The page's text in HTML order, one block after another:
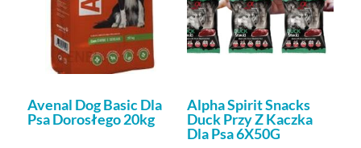
Avenal Dog Basic Dla
Psa Dorosłego 20kg
Alpha Spirit Snacks
Duck Przy Z Kaczka
Dla Psa 6X50G